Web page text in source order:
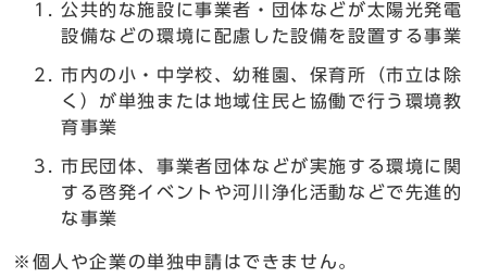
公共的な施設に事業者・団体などが太陽光発電
設備などの環境に配慮した設備を設置する事業
市内の小・中学校、幼稚園、保育所（市立は除
く）が単独または地域住民と協働で行う環境教
育事業
市民団体、事業者団体などが実施する環境に関
する啓発イベントや河川浄化活動などで先進的
な事業
※個人や企業の単独申請はできません。